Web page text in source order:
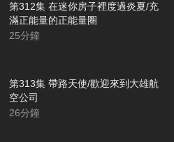
第312集 在迷你房子裡度過炎夏/充
滿正能量的正能量圈
25分鐘
第313集 帶路天使/歡迎來到大雄航
空公司
26分鐘